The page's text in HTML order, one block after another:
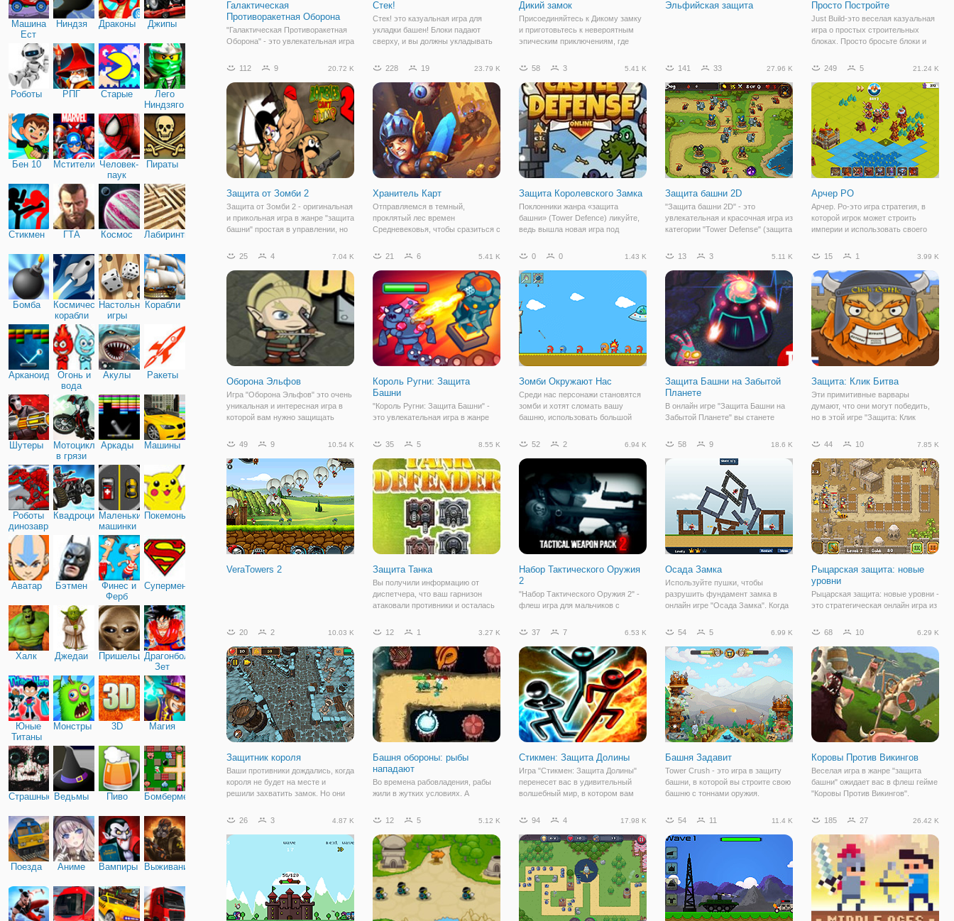
Машина
Ест
Машину
Ниндзя Драконы Джипы
Роботы РПГ Старые
Лего
Ниндзяго
Бен 10 Мстители Человек-
паук
Пираты
Стикмен ГТА Космос Лабиринты
Бомба
Космические
корабли
Настольные
игры
Корабли
Арканоид
Огонь и
вода
Акулы Ракеты
Шутеры
Мотоциклы
в грязи
Аркады Машины
Роботы
динозавры
КвадроциклыМаленькие
машинки
Покемоны
Аватар Бэтмен
Финес и
Ферб
Супермен
Халк Джедаи ПришельцыДрагонболл
Зет
Юные
Титаны
Монстры 3D Магия
Страшные Ведьмы Пиво Бомбермен
Поезда Аниме Вампиры Выживание
Галактическая
Противоракетная Оборона
"Галактическая Противоракетная
Оборона" - это увлекательная игра
должны защитить Землю от
войну нашей планете только
потому, что космический
марсоход случайно
Стек!
Стек! это казуальная игра для
укладки башен! Блоки падают
сверху, и вы должны укладывать
Продолжайте укладывать их друг
Как высоко вы можете держать
этот стек?
Дикий замок
Присоединяйтесь к Дикому замку
и приготовьтесь к невероятным
эпическим приключениям, где
оборону вашего замка. Улучшайте
линии фронта находятся
волшебники,
Эльфийская защита Просто Постройте
Just Build-это веселая казуальная
игра о простых строительных
блоках. Просто бросьте блоки и
башню. Это может быть просто
увеличивается по мере роста, и
вы можете
112 9 20.72 K
Защита от Зомби 2
Защита от Зомби 2 - оригинальная
и прикольная игра в жанре "защита
башни" простая в управлении, но
выживание продолжается,
распространяется! Испытание и
веселье ждут
228 19 23.79 K
Хранитель Карт
Отправляемся в темный,
проклятый лес времен
Средневековья, чтобы сразиться с
нем обитают и представляют для
плане геймплея, не такой
привычной, как обычно.
58 3 5.41 K
Защита Королевского Замка
Поклонники жанра «защита
башни» (Tower Defence) ликуйте,
ведь вышла новая игра под
замка». Как понятно из названия,
башню. Но мы окажемся не в
обычном,
141 33 27.96 K
Защита башни 2D
"Защита башни 2D" - это
увлекательная и красочная игра из
категории "Tower Defense" (защита
предстоит защитить свою
монстров и сил зла. На игровом
поле вы видите
249 5 21.24 K
Арчер РО
Арчер. Ро-это игра стратегия, в
которой игрок может строить
империи и использовать своего
против бесконечных волн зомби.
уровни - несколько зданий -
модернизация
25 4 7.04 K
Оборона Эльфов
Игра "Оборона Эльфов" это очень
уникальная и интересная игра в
которой вам нужно защищать
орков и разных врагов. К
целые полчища орков и различных
монстров,
21 6 5.41 K
Король Ругни: Защита
Башни
"Король Ругни: Защита Башни" -
это увлекательная игра в жанре
предстоит сразиться с
стать завоевателем далеких
земель, населенных злобными
волшебными существами!
0 0 1.43 K
Зомби Окружают Нас
Среди нас персонажи становятся
зомби и хотят сломать вашу
башню, использовать большой
держать оборону. Вы можете
дополнительного оружия: бомбы и
горящие стрелы.
13 3 5.11 K
Защита Башни на Забытой
Планете
В онлайн игре "Защита Башни на
Забытой Планете" вы станете
приключения на покинутой
обитателей, так как вторжение
противников заставило их
покинуть ее. Остались лишь
15 1 3.99 K
Защита: Клик Битва
Эти примитивные варвары
думают, что они могут победить,
но в этой игре "Защита: Клик
элементальной магии! Быстрее
Разместите атакующие башни,
чтобы защитить
49 9 10.54 K
VeraTowers 2
35 5 8.55 K
Защита Танка
Вы получили информацию от
диспетчера, что ваш гарнизон
атаковали противники и осталась
хранятся важные ресурсы. Теперь
ресурсы так, чтобы враг не смог
проникнуть на
52 2 6.94 K
Набор Тактического Оружия
2
"Набор Тактического Оружия 2" -
флеш игра для мальчиков с
увлекательным геймплеем. Также
жанр защита башни. Суть игры
заключается в том, чтобы
атаковать приближающихся
58 9 18.6 K
Осада Замка
Используйте пушки, чтобы
разрушить фундамент замка в
онлайн игре "Осада Замка". Когда
ликвидирована. Это игра на логику
надолго зависнуть. Ее суть
заключается
44 10 7.85 K
Рыцарская защита: новые
уровни
Рыцарская защита: новые уровни -
это стратегическая онлайн игра из
тропинки/башни). Здесь вам
территорию от вторжения
монстров и сил зла. На игровом
поле вы
20 2 10.03 K
Защитник короля
Ваши противники дождались, когда
короля не будет на месте и
решили захватить замок. Но они
стража, которая готова дать отпор
стратег и защитите замок
12 1 3.27 K
Башня обороны: рыбы
нападают
Во времена рабовладения, рабы
жили в жутких условиях. А
изнурительном труде. Долгое врмя
лишения, пока чаша терпения не
была переполнена. Они решили
организовать
37 7 6.53 K
Стикмен: Защита Долины
Игра "Стикмен: Защита Долины"
перенесет вас в удивительный
волшебный мир, в котором вам
могущественным белым магом и
вражеской армии! Сюжет игры
поведает вам историю о
54 5 6.99 K
Башня Задавит
Tower Crush - это игра в защиту
башни, в которой вы строите свою
башню с тоннами оружия.
соответствующими материалами,
прочным со всей этой тяжелой
артиллерией. В игре
68 10 6.29 K
Коровы Против Викингов
Веселая игра в жанре "защита
башни" ожидает вас в флеш гейме
"Коровы Против Викингов".
вымышленном мире викингов и
рассказывает о сражении викингов
и коров, которые не
26 3 4.87 K 12 5 5.12 K 94 4 17.98 K 54 11 11.4 K 185 27 26.42 K